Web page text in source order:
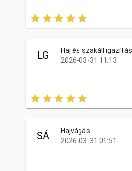
LG
Haj és szakáll igazítás
2026-03-31 11:13
SÁ
Hajvágás
2026-03-31 09:51